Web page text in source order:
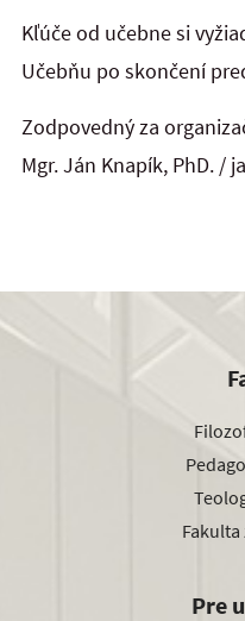
Kľúče od učebne si
Učebňu po skončení
Zodpovedný za
Mgr. Ján Knapík, PhD. /
Pre